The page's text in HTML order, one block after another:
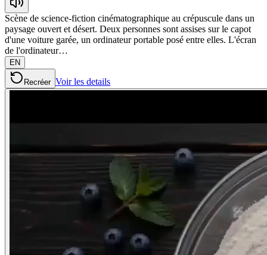
Scène de science-fiction cinématographique au crépuscule dans un
paysage ouvert et désert. Deux personnes sont assises sur le capot
d'une voiture garée, un ordinateur portable posé entre elles. L'écran
de l'ordinateur…
EN
Recréer Voir les details